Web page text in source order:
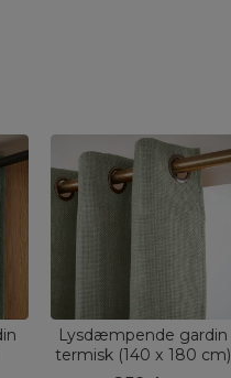
Lysdæmpende gardin
termisk (140 x 180 cm)